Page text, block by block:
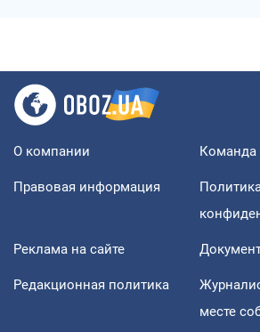
О компании Команда
Правовая информация
Реклама на сайте
Редакционная политика
месте